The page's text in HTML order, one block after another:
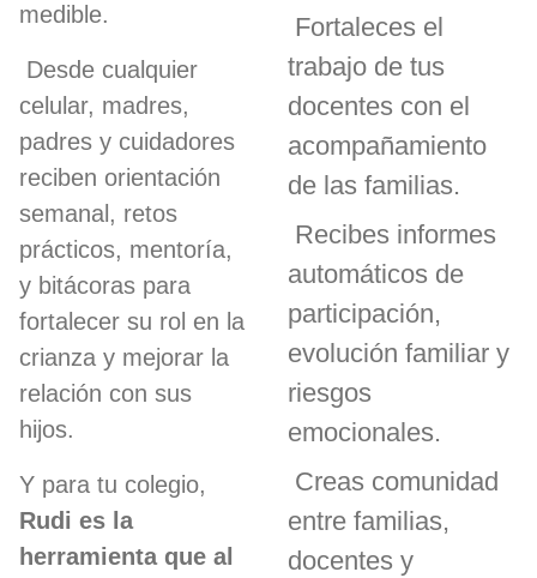
medible.
Desde cualquier
celular, madres,
padres y cuidadores
reciben orientación
semanal, retos
prácticos, mentoría,
y bitácoras para
fortalecer su rol en la
crianza y mejorar la
relación con sus
hijos.
Y para tu colegio,
Rudi es la
herramienta que al
Fortaleces el
trabajo de tus
docentes con el
acompañamiento
de las familias.
Recibes informes
automáticos de
participación,
evolución familiar y
riesgos
emocionales.
Creas comunidad
entre familias,
docentes y